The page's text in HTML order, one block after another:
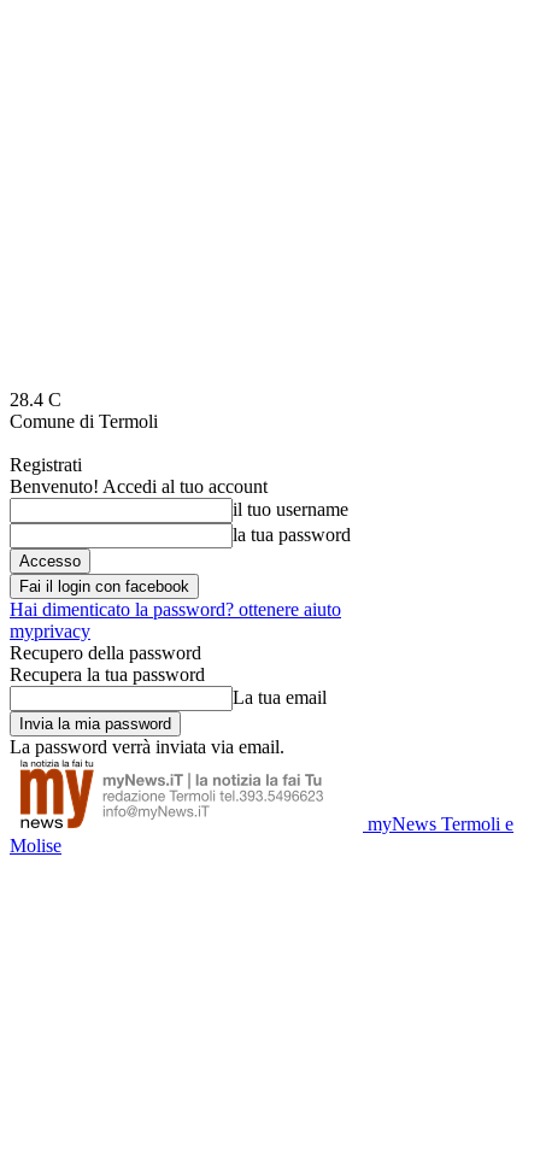
28.4 C
Comune di Termoli
Registrati
Benvenuto! Accedi al tuo account
il tuo username
la tua password
Fai il login con facebook
Hai dimenticato la password? ottenere aiuto
myprivacy
Recupero della password
Recupera la tua password
La tua email
La password verrà inviata via email.
myNews Termoli e
Molise